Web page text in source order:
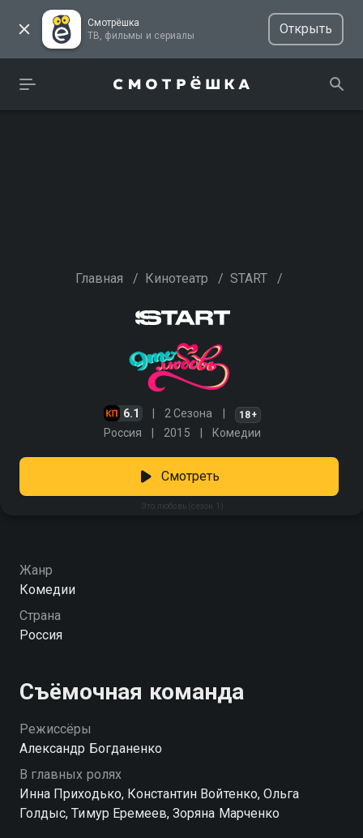
Смотрёшка
ТВ, фильмы и сериалы
Открыть
Главная / Кинотеатр / START /
6.1 2 Сезона 18+
Россия 2015 Комедии
Это любовь (сезон 1)
Смотреть
Жанр
Комедии
Страна
Россия
Съёмочная команда
Режиссёры
Александр Богданенко
В главных ролях
Инна Приходько, Константин Войтенко, Ольга
Голдыс, Тимур Еремеев, Зоряна Марченко